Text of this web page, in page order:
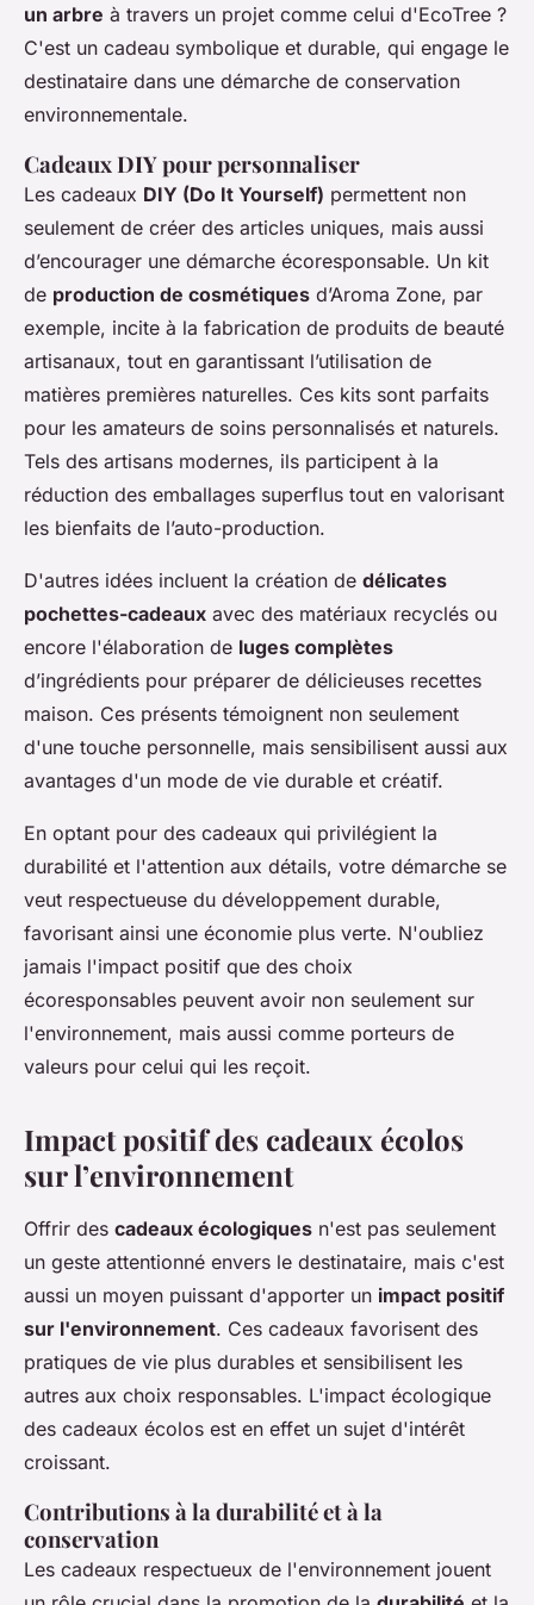
un arbre à travers un projet comme celui d'EcoTree ?
C'est un cadeau symbolique et durable, qui engage le
destinataire dans une démarche de conservation
environnementale.
Cadeaux DIY pour personnaliser
Les cadeaux DIY (Do It Yourself) permettent non
seulement de créer des articles uniques, mais aussi
d’encourager une démarche écoresponsable. Un kit
de production de cosmétiques d’Aroma Zone, par
exemple, incite à la fabrication de produits de beauté
artisanaux, tout en garantissant l’utilisation de
matières premières naturelles. Ces kits sont parfaits
pour les amateurs de soins personnalisés et naturels.
Tels des artisans modernes, ils participent à la
réduction des emballages superflus tout en valorisant
les bienfaits de l’auto-production.
D'autres idées incluent la création de délicates
pochettes-cadeaux avec des matériaux recyclés ou
encore l'élaboration de luges complètes
d’ingrédients pour préparer de délicieuses recettes
maison. Ces présents témoignent non seulement
d'une touche personnelle, mais sensibilisent aussi aux
avantages d'un mode de vie durable et créatif.
En optant pour des cadeaux qui privilégient la
durabilité et l'attention aux détails, votre démarche se
veut respectueuse du développement durable,
favorisant ainsi une économie plus verte. N'oubliez
jamais l'impact positif que des choix
écoresponsables peuvent avoir non seulement sur
l'environnement, mais aussi comme porteurs de
valeurs pour celui qui les reçoit.
Impact positif des cadeaux écolos
sur l’environnement
Offrir des cadeaux écologiques n'est pas seulement
un geste attentionné envers le destinataire, mais c'est
aussi un moyen puissant d'apporter un impact positif
sur l'environnement. Ces cadeaux favorisent des
pratiques de vie plus durables et sensibilisent les
autres aux choix responsables. L'impact écologique
des cadeaux écolos est en effet un sujet d'intérêt
croissant.
Contributions à la durabilité et à la
conservation
Les cadeaux respectueux de l'environnement jouent